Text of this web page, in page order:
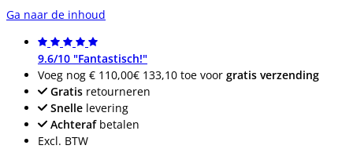
Ga naar de inhoud
9.6/10 "Fantastisch!"
Voeg nog € 110,00€ 133,10 toe voor gratis verzending
Gratis retourneren
Snelle levering
Achterafbetalen
Excl. BTW